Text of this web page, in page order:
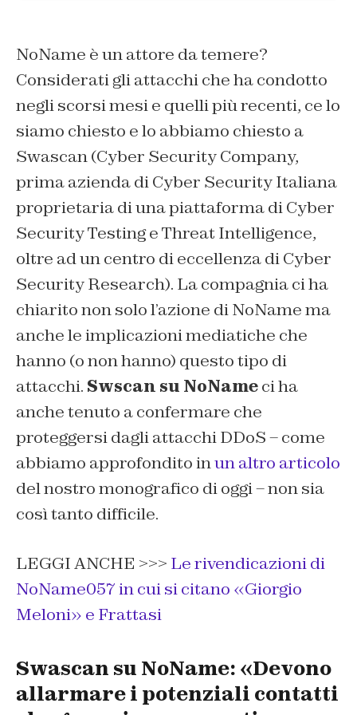
NoName è un attore da temere?
Considerati gli attacchi che ha condotto
negli scorsi mesi e quelli più recenti, ce lo
siamo chiesto e lo abbiamo chiesto a
Swascan (Cyber Security Company,
prima azienda di Cyber Security Italiana
proprietaria di una piattaforma di Cyber
Security Testing e Threat Intelligence,
oltre ad un centro di eccellenza di Cyber
Security Research). La compagnia ci ha
chiarito non solo l’azione di NoName ma
anche le implicazioni mediatiche che
hanno (o non hanno) questo tipo di
attacchi. Swscan su NoNameci ha
anche tenuto a confermare che
proteggersi dagli attacchi DDoS – come
abbiamo approfondito inun altro articolo
del nostro monografico di oggi – non sia
così tanto difficile.
LEGGI ANCHE >>> Le rivendicazioni di
NoName057 in cui si citano «Giorgio
Meloni» e Frattasi
Swascan su NoName: «Devono
allarmare i potenziali contatti